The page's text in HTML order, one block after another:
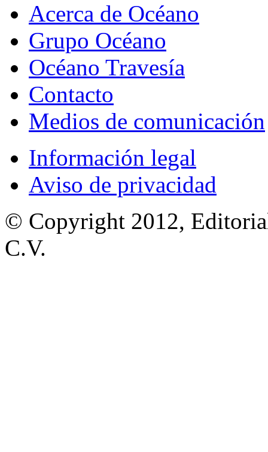
Acerca de Océano
Grupo Océano
Océano Travesía
Contacto
Medios de comunicación
Información legal
Aviso de privacidad
© Copyright 2012,
C.V.